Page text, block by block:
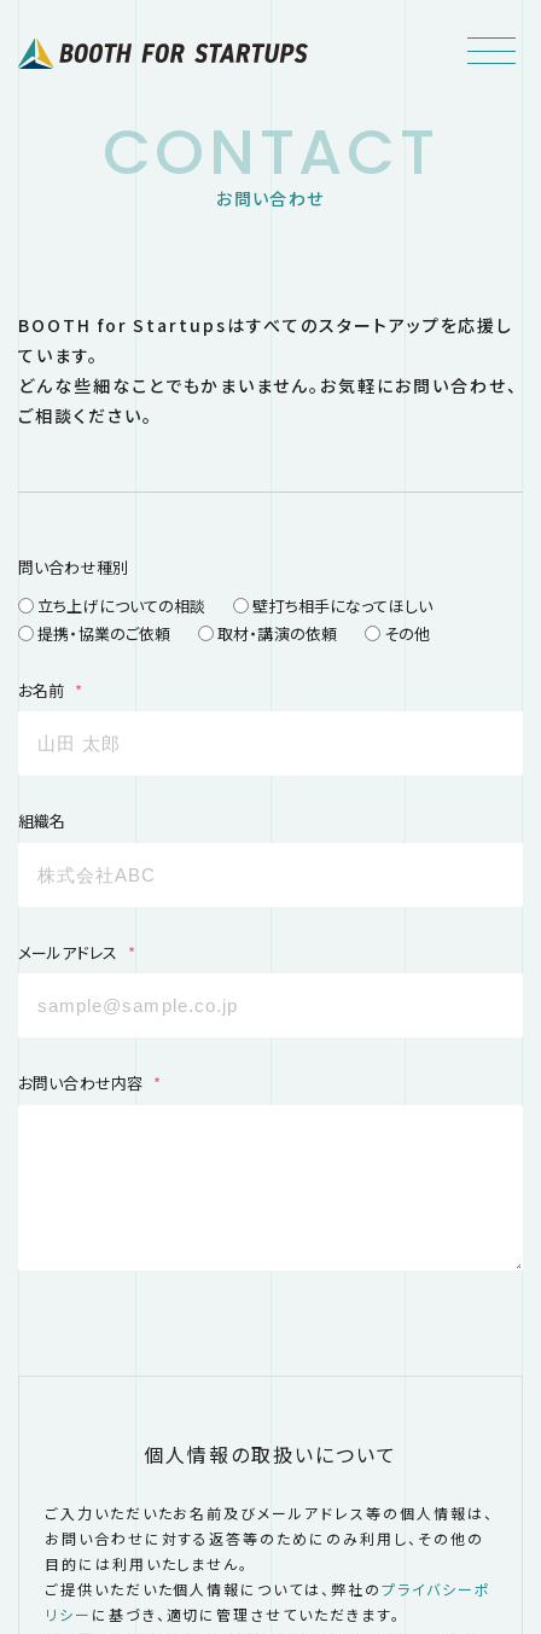
CONTACT
お問い合わせ
BOOTH for Startupsはすべてのスタートアップを応援し
ています。
どんな些細なことでもかまいません。お気軽にお問い合わせ、
ご相談ください。
問い合わせ種別
立ち上げについての相談
壁打ち相手になってほしい
提携・協業のご依頼
取材・講演の依頼 その他
お名前 *
組織名
メールアドレス *
お問い合わせ内容 *
個人情報の取扱いについて
ご入力いただいたお名前及びメールアドレス等の個人情報は、
お問い合わせに対する返答等のためにのみ利用し、その他の
目的には利用いたしません。
ご提供いただいた個人情報については、弊社のプライバシーポ
リシー に基づき、適切に管理させていただきます。